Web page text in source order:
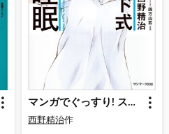
マンガでぐっすり! スタンフォード式 最高の睡眠
西野精治作